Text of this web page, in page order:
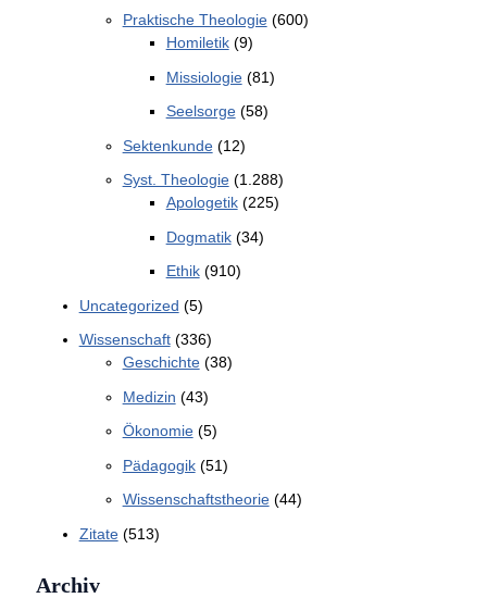
Praktische Theologie(600)
Homiletik(9)
Missiologie(81)
Seelsorge(58)
Sektenkunde(12)
Syst. Theologie(1.288)
Apologetik(225)
Dogmatik(34)
Ethik(910)
Uncategorized (5)
Wissenschaft(336)
Geschichte(38)
Medizin (43)
Ökonomie(5)
Pädagogik(51)
Wissenschaftstheorie(44)
Zitate(513)
Archiv